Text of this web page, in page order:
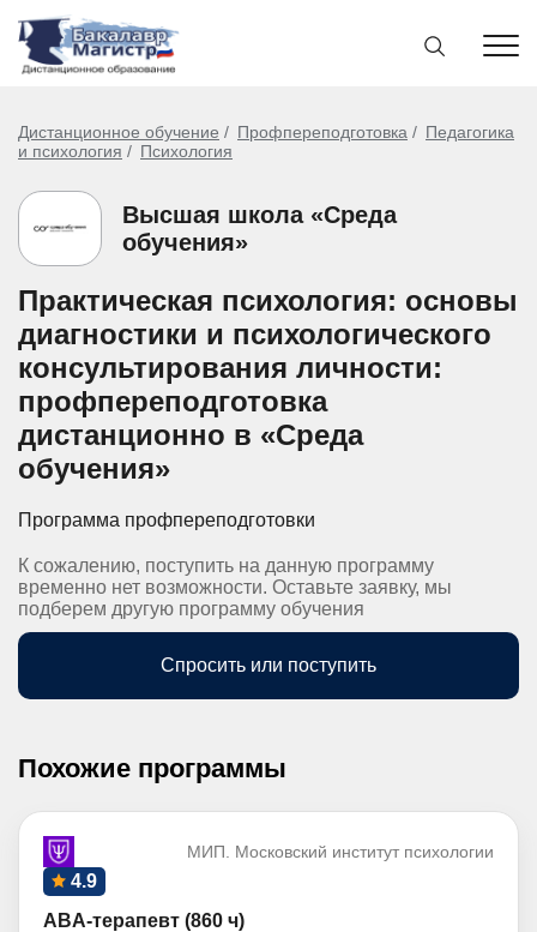
Дистанционное обучение Профпереподготовка
Педагогика
и психология
Психология
Высшая школа «Среда
обучения»
Практическая психология: основы
диагностики и психологического
консультирования личности:
профпереподготовка
дистанционно в «Среда
обучения»
Программа профпереподготовки
К сожалению, поступить на данную программу
временно нет возможности. Оставьте заявку, мы
подберем другую программу обучения
Спросить или поступить
Похожие программы
МИП. Московский институт психологии
4.9
ABA-терапевт (860 ч)